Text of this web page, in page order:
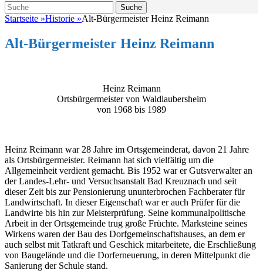
Suche
Suche
nach:
Startseite »Historie »Alt-Bürgermeister Heinz Reimann
Alt-Bürgermeister Heinz Reimann
Heinz Reimann
Ortsbürgermeister von Waldlaubersheim
von 1968 bis 1989
Heinz Reimann war 28 Jahre im Ortsgemeinderat, davon 21 Jahre
als Ortsbürgermeister. Reimann hat sich vielfältig um die
Allgemeinheit verdient gemacht. Bis 1952 war er Gutsverwalter an
der Landes-Lehr- und Versuchsanstalt Bad Kreuznach und seit
dieser Zeit bis zur Pensionierung ununterbrochen Fachberater für
Landwirtschaft. In dieser Eigenschaft war er auch Prüfer für die
Landwirte bis hin zur Meisterprüfung. Seine kommunalpolitische
Arbeit in der Ortsgemeinde trug große Früchte. Marksteine seines
Wirkens waren der Bau des Dorfgemeinschaftshauses, an dem er
auch selbst mit Tatkraft und Geschick mitarbeitete, die Erschließung
von Baugelände und die Dorferneuerung, in deren Mittelpunkt die
Sanierung der Schule stand.